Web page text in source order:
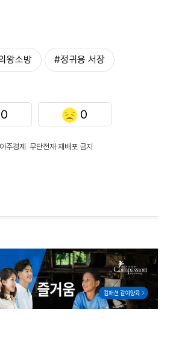
왕소방 #정귀용 서장
0 0
경제. 무단전재·재배포 금지